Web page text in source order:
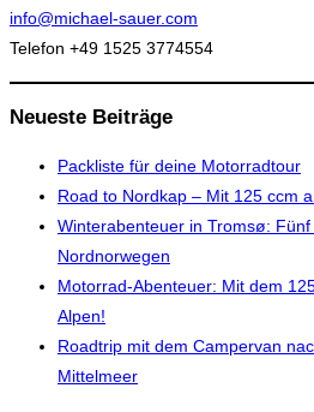
info@michael-sauer.com
Telefon +49 1525 3774554
Neueste Beiträge
Packliste für deine Motorradtour
Road to Nordkap – Mit 125 ccm
Winterabenteuer in Tromsø: Fünf
Nordnorwegen
Motorrad-Abenteuer: Mit dem
Alpen!
Roadtrip mit dem Campervan
Mittelmeer